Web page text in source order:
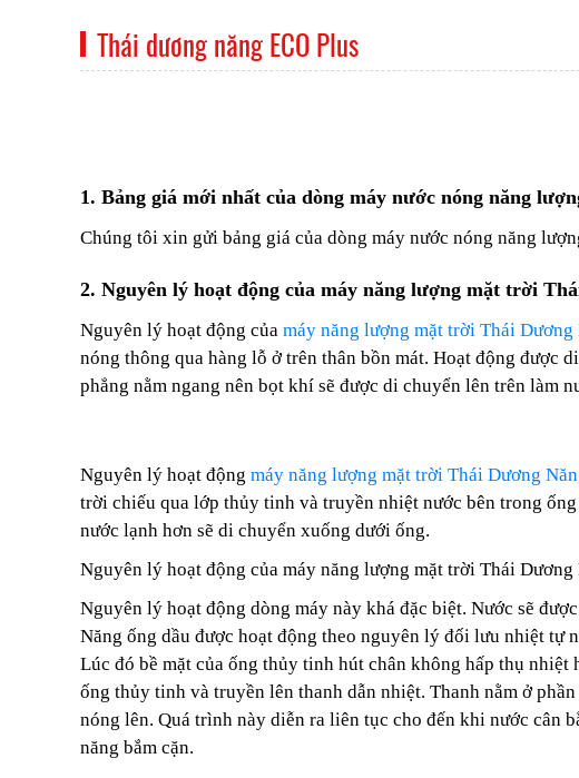
Thái dương năng ECO Plus
1. Bảng giá mới nhất của dòng máy nước nóng năng
Chúng tôi xin gửi bảng giá của dòng máy nước nóng năng
2. Nguyên lý hoạt động của máy năng lượng mặt trời
Nguyên lý hoạt động của máy năng lượng mặt trời Thái Dương
nóng thông qua hàng lỗ ở trên thân bồn mát. Hoạt động được
phẳng nằm ngang nên bọt khí sẽ được di chuyển lên trên làm
Nguyên lý hoạt động máy năng lượng mặt trời Thái Dương
trời chiếu qua lớp thủy tinh và truyền nhiệt nước bên trong
nước lạnh hơn sẽ di chuyển xuống dưới ống.
Nguyên lý hoạt động của máy năng lượng mặt trời Thái Dương
Nguyên lý hoạt động dòng máy này khá đặc biệt. Nước sẽ
Năng ống dầu được hoạt động theo nguyên lý đối lưu nhiệt tự
Lúc đó bề mặt của ống thủy tinh hút chân không hấp thụ
ống thủy tinh và truyền lên thanh dẫn nhiệt. Thanh nằm ở
nóng lên. Quá trình này diễn ra liên tục cho đến khi nước cân
năng bắm cặn.